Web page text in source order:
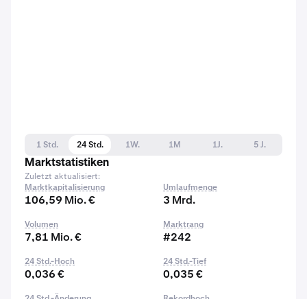
1 Std. 24 Std. 1W. 1M 1J.
5 J.
Marktstatistiken
Zuletzt aktualisiert:
Marktkapitalisierung
106,59 Mio. €
Umlaufmenge
3 Mrd.
Volumen
7,81 Mio. €
Marktrang
#242
24 Std.-Hoch
0,036 €
24 Std.-Tief
0,035 €